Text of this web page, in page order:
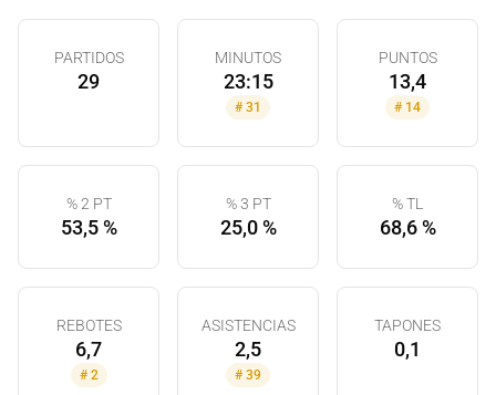
PARTIDOS
29
MINUTOS
23:15
# 31
PUNTOS
13,4
# 14
% 2 PT
53,5 %
% 3 PT
25,0 %
% TL
68,6 %
REBOTES
6,7
# 2
ASISTENCIAS
2,5
# 39
TAPONES
0,1